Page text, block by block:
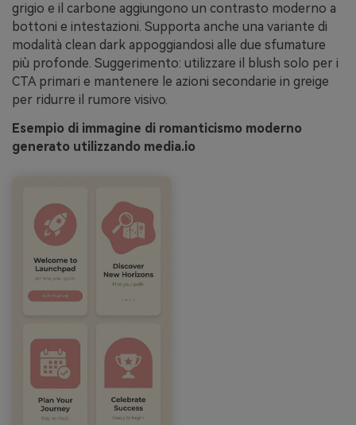
grigio e il carbone aggiungono un contrasto moderno a
bottoni e intestazioni. Supporta anche una variante di
modalità clean dark appoggiandosi alle due sfumature
più profonde. Suggerimento: utilizzare il blush solo per i
CTA primari e mantenere le azioni secondarie in greige
per ridurre il rumore visivo.
Esempio di immagine di romanticismo moderno
generato utilizzando media.io